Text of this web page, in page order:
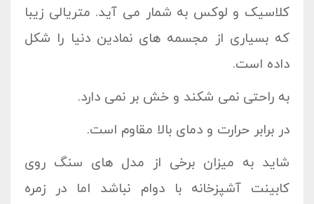
کلاسیک و لوکس به شمار می آید. متریالی زیبا
که بسیاری از مجسمه های نمادین دنیا را شکل
داده است.
به راحتی نمی شکند و خش بر نمی دارد.
در برابر حرارت و دمای بالا مقاوم است.
شاید به میزان برخی از مدل های سنگ روی
کابینت آشپزخانه با دوام نباشد اما در زمره